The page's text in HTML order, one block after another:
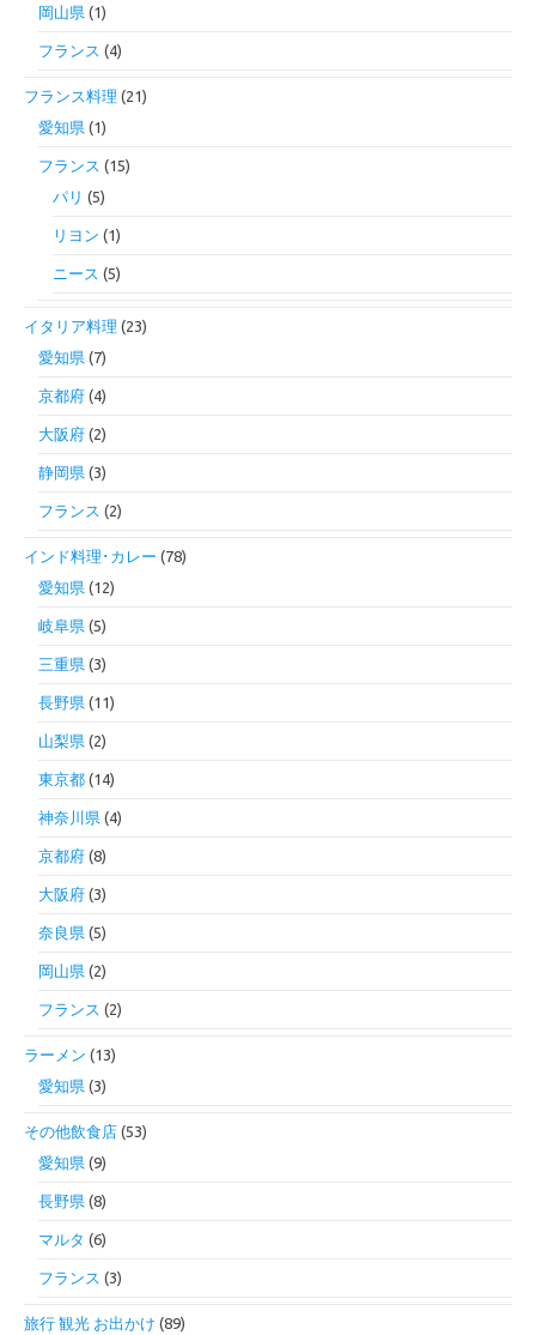
岡山県 (1)
フランス (4)
フランス料理 (21)
愛知県 (1)
フランス (15)
パリ (5)
リヨン (1)
ニース (5)
イタリア料理 (23)
愛知県 (7)
京都府 (4)
大阪府 (2)
静岡県 (3)
フランス (2)
インド料理･カレー (78)
愛知県 (12)
岐阜県 (5)
三重県 (3)
長野県 (11)
山梨県 (2)
東京都 (14)
神奈川県 (4)
京都府 (8)
大阪府 (3)
奈良県 (5)
岡山県 (2)
フランス (2)
ラーメン (13)
愛知県 (3)
その他飲食店 (53)
愛知県 (9)
長野県 (8)
マルタ (6)
フランス (3)
旅行 観光 お出かけ (89)